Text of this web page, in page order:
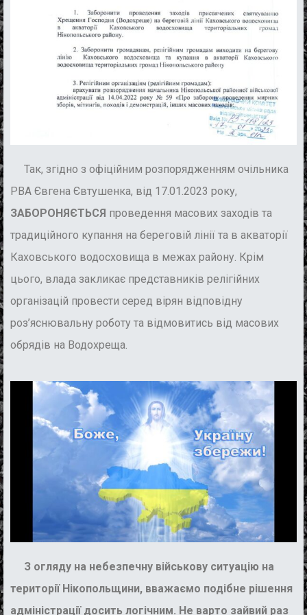
Так, згідно з офіційним розпорядженням очільника
РВА Євгена Євтушенка, від 17.01.2023 року,
ЗАБОРОНЯЄТЬСЯ проведення масових заходів та
традиційного купання на береговій лінії та в акваторії
Каховського водосховища в межах району. Крім
цього, влада закликає представників релігійних
організацій провести серед вірян відповідну
роз’яснювальну роботу та відмовитись від масових
обрядів на Водохреща.
З огляду на небезпечну військову ситуацію на
території Нікопольщини, вважаємо подібне рішення
адміністрації досить логічним. Не варто зайвий раз